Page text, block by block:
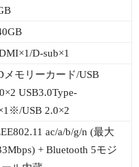
D-sub×1
メモリーカード/USB
USB3.0Type-
USB 2.0×2
ac/a/b/g/n (最大
+ Bluetooth 5モジ